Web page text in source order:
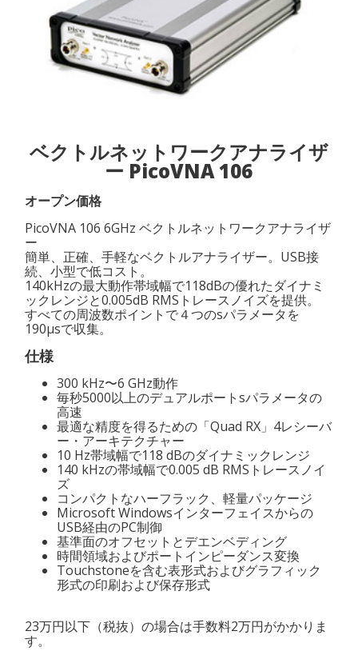
ベクトルネットワークアナライザ
ー PicoVNA 106
オープン価格
PicoVNA 106 6GHz ベクトルネットワークアナライザ
ー
簡単、正確、手軽なベクトルアナライザー。USB接
続、小型で低コスト。
140kHzの最大動作帯域幅で118dBの優れたダイナミ
ックレンジと0.005dB RMSトレースノイズを提供。
すべての周波数ポイントで４つのsパラメータを
190μsで収集。
仕様
300 kHz〜6 GHz動作
毎秒5000以上のデュアルポートsパラメータの
高速
最適な精度を得るための「Quad RX」4レシーバ
ー・アーキテクチャー
10 Hz帯域幅で118 dBのダイナミックレンジ
140 kHzの帯域幅で0.005 dB RMSトレースノイ
ズ
コンパクトなハーフラック、軽量パッケージ
Microsoft Windowsインターフェイスからの
USB経由のPC制御
基準面のオフセットとデエンベディング
時間領域およびポートインピーダンス変換
Touchstoneを含む表形式およびグラフィック
形式の印刷および保存形式
23万円以下（税抜）の場合は手数料2万円がかかりま
す。